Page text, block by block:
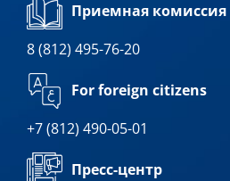
Приемная комиссия
8 (812) 495-76-20
For foreign citizens
+7 (812) 490-05-01
Пресс-центр